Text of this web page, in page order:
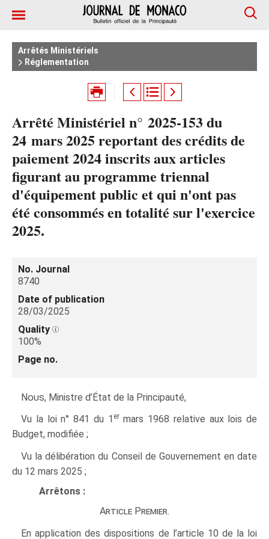
Arrêtés Ministériels
Réglementation
Arrêté Ministériel n° 2025‑153 du
24 mars 2025 reportant des crédits de
paiement 2024 inscrits aux articles
figurant au programme triennal
d'équipement public et qui n'ont pas
été consommés en totalité sur l'exercice
2025.
No. Journal
8740
Date of publication
28/03/2025
Quality
100%
Page no.
Nous, Ministre d’État de la Principauté,
Vu la loi n° 841 du 1 er mars 1968 relative aux lois de
Budget, modifiée ;
Vu la délibération du Conseil de Gouvernement en date
du 12 mars 2025 ;
Arrêtons :
Article Premier.
En application des dispositions de l’article 10 de la loi